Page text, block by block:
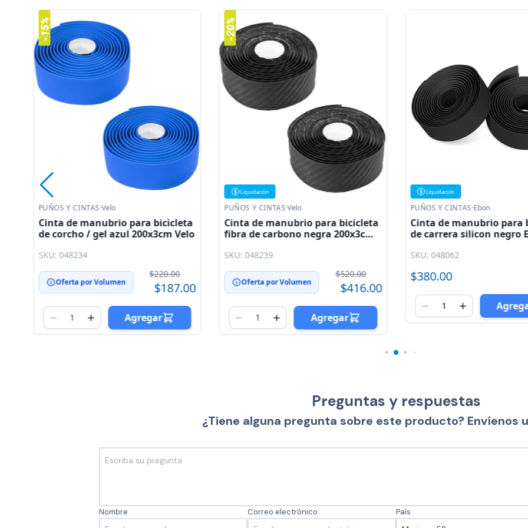
PUÑOS Y CINTAS·Velo
Cinta de manubrio para bicicleta
de corcho / gel azul 200x3cm Velo
SKU: 048234
Oferta por Volumen
$220.00
$187.00
Agregar
Liquidación
PUÑOS Y CINTAS·Velo
Cinta de manubrio para bicicleta
fibra de carbono negra 200x3cm
SKU: 048239
Oferta por Volumen
$520.00
$416.00
Agregar
Liquidación
PUÑOS Y CINTAS·Ebon
Cinta de manubrio para
de carrera silicon negro
SKU: 048062
$380.00
Preguntas y respuestas
¿Tiene alguna pregunta sobre este producto? Envíenos
Nombre Correo electrónico País